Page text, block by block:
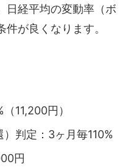
日経平均の変動率（ボ
が良くなります。
11,200円）
判定：3ヶ月毎110%
円